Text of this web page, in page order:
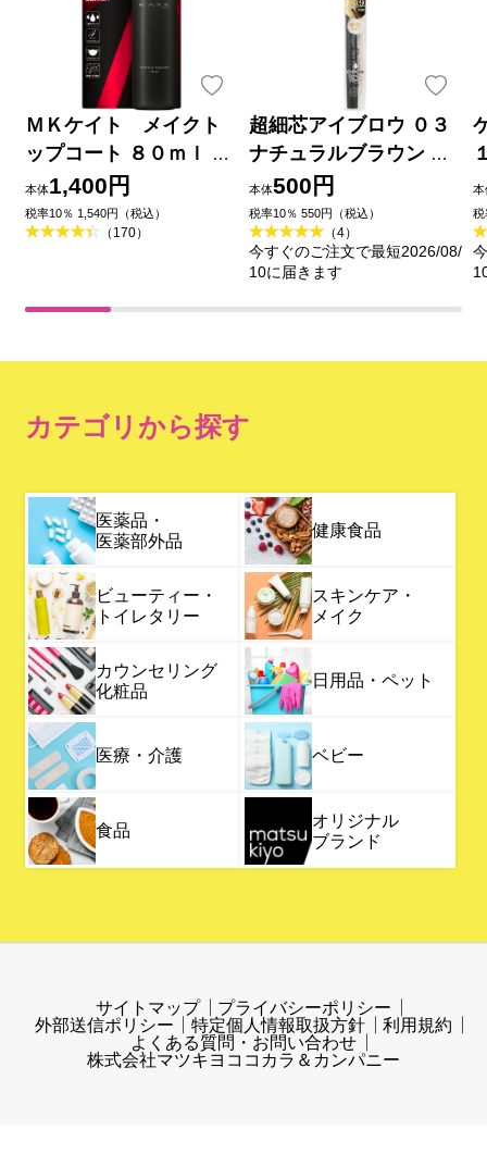
ＭＫケイト メイクト
ップコート ８０ｍｌ カ
ネボウ化粧品
本体1,400円
税率10％ 1,540円（税込）
（170）
超細芯アイブロウ ０３
ナチュラルブラウン ＿
セザンヌ化粧品
本体500円
税率10％ 550円（税込）
（4）
今すぐのご注文で最短2026/08/
10に届きます
本
税
カテゴリから探す
医薬品・
医薬部外品
健康食品
ビューティー・
トイレタリー
スキンケア・
メイク
カウンセリング
化粧品
日用品・ペット
医療・介護 ベビー
食品
オリジナル
ブランド
サイトマップ
プライバシーポリシー
外部送信ポリシー
特定個人情報取扱方針
利用規約
よくある質問・お問い合わせ
株式会社マツキヨココカラ＆カンパニー